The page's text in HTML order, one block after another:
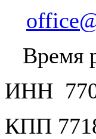
Время
ИНН
КПП